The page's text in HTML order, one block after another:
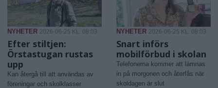
NYHETER 2026-06-25 KL. 08:03
Efter stiltjen:
Örstastugan rustas
upp
Kan återgå till att användas av
föreningar och skolklasser
NYHETER 2026-06-25 KL. 08:03
Snart införs
mobilförbud i skolan
Telefonerna kommer att lämnas
in på morgonen och återfås när
skoldagen är slut